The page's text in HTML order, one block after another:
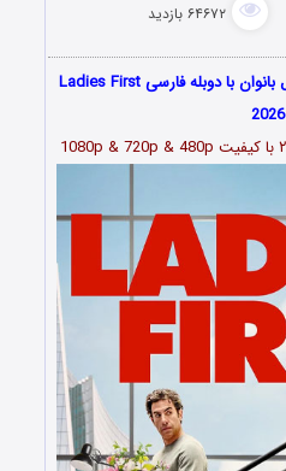
۶۴۶۷۲ بازدید
دانلود و تماشای رایگان فیلم اول بانوان با دوبله فارسی Ladies First
2026